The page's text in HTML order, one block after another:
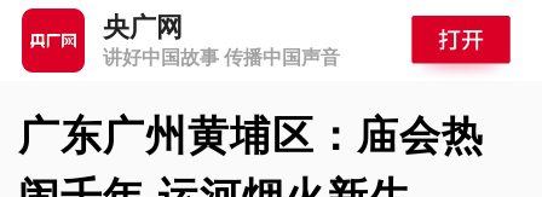
央广网
讲好中国故事 传播中国声音
广东广州黄埔区：庙会热